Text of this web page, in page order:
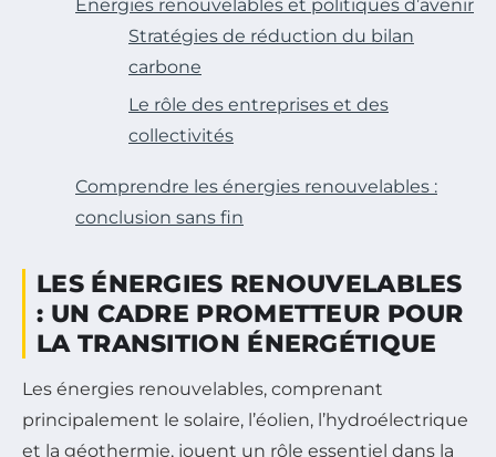
Énergies renouvelables et politiques d’avenir
Stratégies de réduction du bilan
carbone
Le rôle des entreprises et des
collectivités
Comprendre les énergies renouvelables :
conclusion sans fin
LES ÉNERGIES RENOUVELABLES
: UN CADRE PROMETTEUR POUR
LA TRANSITION ÉNERGÉTIQUE
Les énergies renouvelables, comprenant
principalement le solaire, l’éolien, l’hydroélectrique
et la géothermie, jouent un rôle essentiel dans la